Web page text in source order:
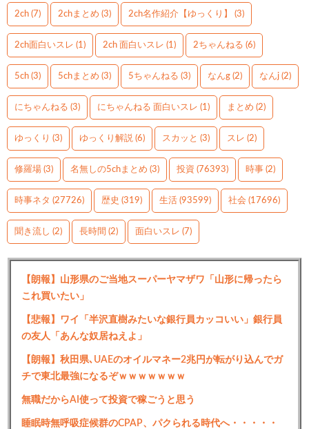
2ch (7) 2chまとめ (3) 2ch名作紹介【ゆっくり】 (3)
2ch面白いスレ (1) 2ch 面白いスレ (1) 2ちゃんねる (6)
5ch (3) 5chまとめ (3) 5ちゃんねる (3) なんg (2) なんj (2)
にちゃんねる (3) にちゃんねる 面白いスレ (1) まとめ (2)
ゆっくり (3) ゆっくり解説 (6) スカッと (3) スレ (2)
修羅場 (3) 名無しの5chまとめ (3) 投資 (76393) 時事 (2)
時事ネタ (27726) 歴史 (319) 生活 (93599) 社会 (17696)
聞き流し (2) 長時間 (2) 面白いスレ (7)
【朗報】山形県のご当地スーパーヤマザワ「山形に帰ったら
これ買いたい」
【悲報】ワイ「半沢直樹みたいな銀行員カッコいい」銀行員
の友人「あんな奴居ねえよ」
【朗報】秋田県､UAEのオイルマネー2兆円が転がり込んでガ
チで東北最強になるぞｗｗｗｗｗｗｗ
無職だからAI使って投資で稼ごうと思う
睡眠時無呼吸症候群のCPAP、パクられる時代へ・・・・・